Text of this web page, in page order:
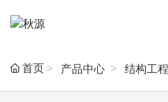
首页 产品中心 结构工程